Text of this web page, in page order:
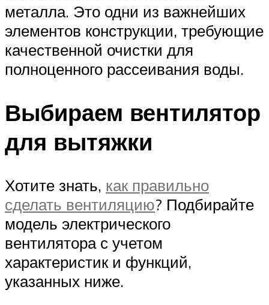
металла. Это одни из важнейших
элементов конструкции, требующие
качественной очистки для
полноценного рассеивания воды.
Выбираем вентилятор
для вытяжки
Хотите знать, как правильно
сделать вентиляцию? Подбирайте
модель электрического
вентилятора с учетом
характеристик и функций,
указанных ниже.